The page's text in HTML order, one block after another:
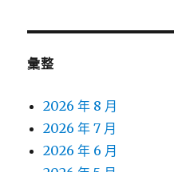
彙整
2026 年 8 月
2026 年 7 月
2026 年 6 月